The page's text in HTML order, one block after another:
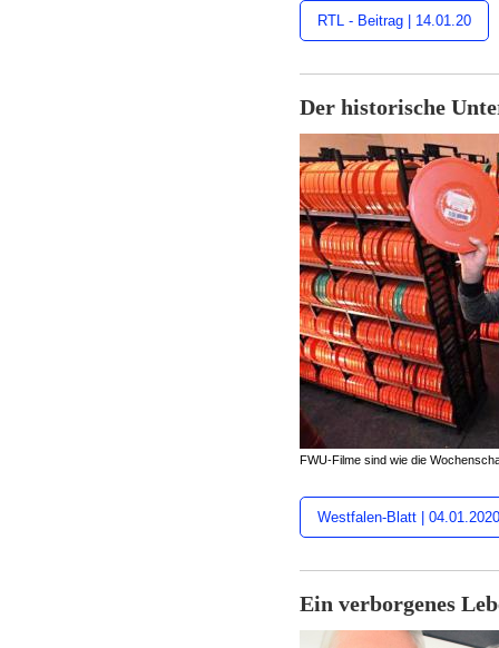
RTL - Beitrag | 14.01.20
Der historische
FWU-Filme sind wie die
Westfalen-Blatt | 04.01.2020
Ein verborgenes